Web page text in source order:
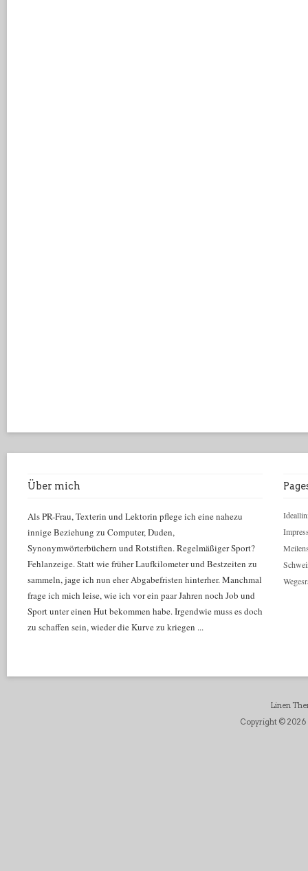
Über mich
Als PR-Frau, Texterin und Lektorin pflege ich eine nahezu
innige Beziehung zu Computer, Duden,
Synonymwörterbüchern und Rotstiften. Regelmäßiger Sport?
Fehlanzeige. Statt wie früher Laufkilometer und Bestzeiten zu
sammeln, jage ich nun eher Abgabefristen hinterher. Manchmal
frage ich mich leise, wie ich vor ein paar Jahren noch Job und
Sport unter einen Hut bekommen habe. Irgendwie muss es doch
zu schaffen sein, wieder die Kurve zu kriegen ...
Linen
Copyright © 2026